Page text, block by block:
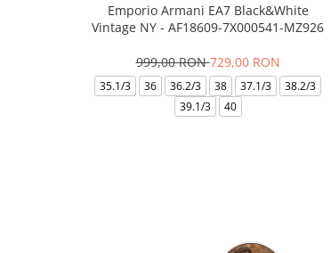
Emporio Armani EA7 Black&White
Vintage NY - AF18609-7X000541-MZ926
999,00 RON729,00 RON
35.1/3 36 36.2/3 38 37.1/3
38.2/3
39.1/3
40